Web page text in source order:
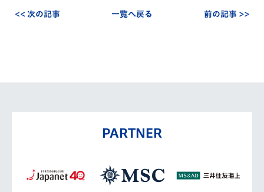
<< 次の記事 一覧へ戻る 前の記事 >>
PARTNER